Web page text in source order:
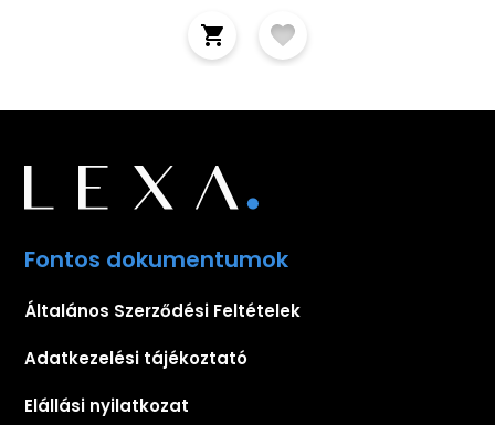
Fontos dokumentumok
Általános Szerződési Feltételek
Adatkezelési tájékoztató
Elállási nyilatkozat